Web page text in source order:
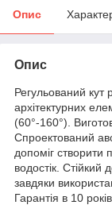
Опис
Опис
Регульований кут
архітектурних
(60°-160°).
Спроектований
допоміг створити
водостік. Стійкий
завдяки
Гарантія в 10